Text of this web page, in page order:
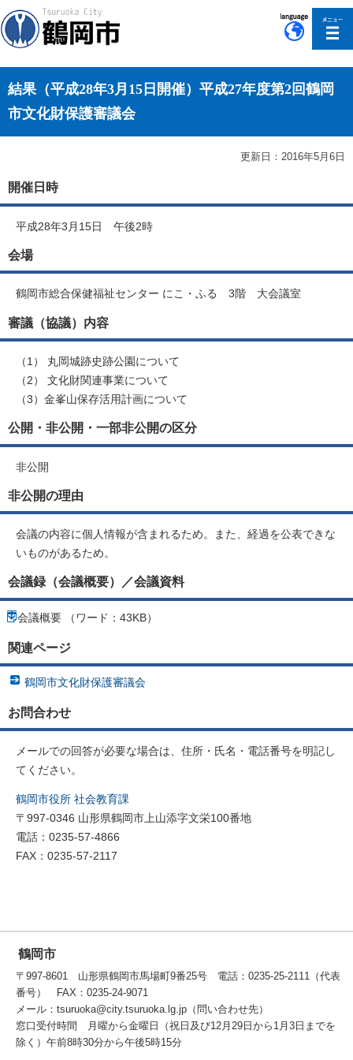
結果（平成28年3月15日開催）平成27年度第2回鶴岡
市文化財保護審議会
更新日：2016年5月6日
開催日時
平成28年3月15日 午後2時
会場
鶴岡市総合保健福祉センター にこ・ふる 3階 大会議室
審議（協議）内容
（1） 丸岡城跡史跡公園について
（2） 文化財関連事業について
（3）金峯山保存活用計画について
公開・非公開・一部非公開の区分
非公開
非公開の理由
会議の内容に個人情報が含まれるため。また、経過を公表できな
いものがあるため。
会議録（会議概要）／会議資料
会議概要 （ワード：43KB）
関連ページ
鶴岡市文化財保護審議会
お問合わせ
メールでの回答が必要な場合は、住所・氏名・電話番号を明記し
てください。
鶴岡市役所 社会教育課
〒997-0346 山形県鶴岡市上山添字文栄100番地
電話：0235-57-4866
FAX：0235-57-2117
鶴岡市
〒997-8601 山形県鶴岡市馬場町9番25号 電話：0235-25-2111（代表
番号） FAX：0235-24-9071
メール：tsuruoka@city.tsuruoka.lg.jp（問い合わせ先）
窓口受付時間 月曜から金曜日（祝日及び12月29日から1月3日までを
除く）午前8時30分から午後5時15分